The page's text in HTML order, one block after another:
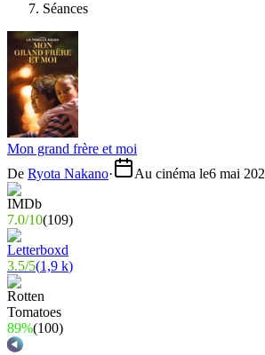
Séances
Mon grand frère et moi
De Ryota Nakano· Au cinéma le6 mai
7.0/10(109)
3.5/5(1,9 k)
89%(100)